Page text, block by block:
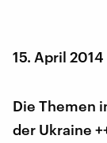
15. April 2014
Die Themen
der Ukraine